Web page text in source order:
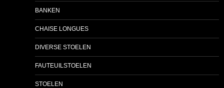
BANKEN
CHAISE LONGUES
DIVERSE STOELEN
FAUTEUILSTOELEN
STOELEN